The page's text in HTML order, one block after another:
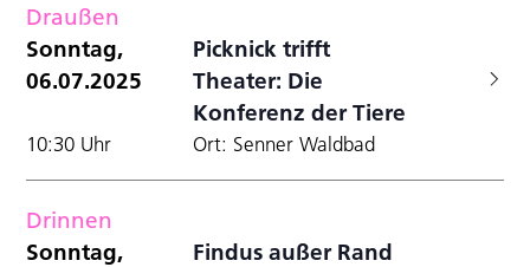
Draußen
Sonntag,
06.07.2025
Picknick trifft
Theater: Die
Konferenz der Tiere
10:30 Uhr Ort: Senner Waldbad
Drinnen
Sonntag,
Findus außer Rand